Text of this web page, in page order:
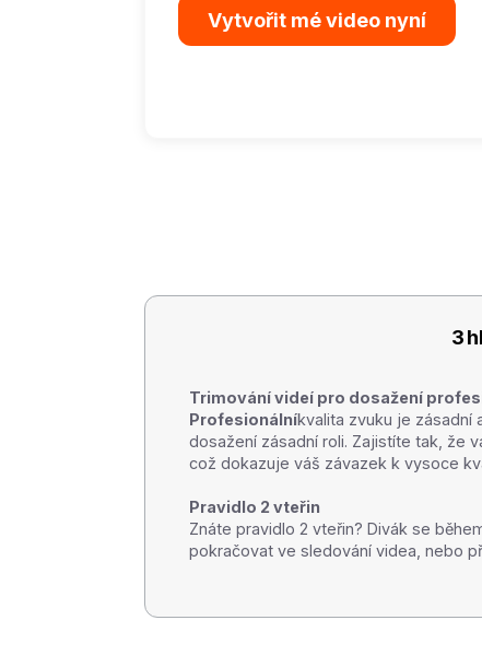
Vytvořit mé video nyní
3
Trimování videí pro dosažení
‍Profesionálníkvalita zvuku je zásadní
dosažení zásadní roli. Zajistíte tak, že
což dokazuje váš závazek k vysoce
Pravidlo 2 vteřin
Znáte pravidlo 2 vteřin? Divák se
pokračovat ve sledování videa, nebo